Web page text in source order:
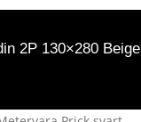
2P 130×280 Beige